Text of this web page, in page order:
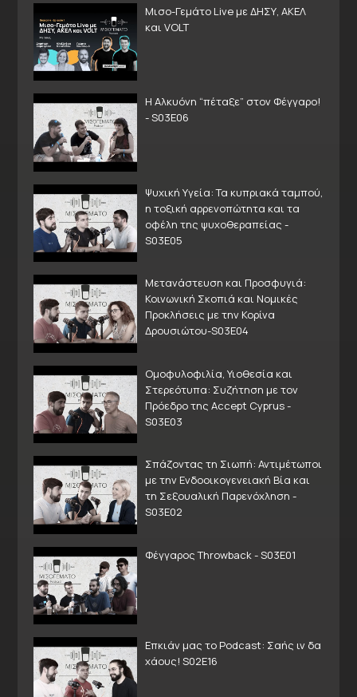
Μισο-Γεμάτο Live με ΔΗΣΥ, ΑΚΕΛ
και VOLT
Η Αλκυόνη “πέταξε” στον Φέγγαρο!
- S03E06
Ψυχική Υγεία: Τα κυπριακά ταμπού,
η τοξική αρρενοπώτητα και τα
οφέλη της ψυχοθεραπείας -
S03E05
Μετανάστευση και Προσφυγιά:
Κοινωνική Σκοπιά και Νομικές
Προκλήσεις με την Κορίνα
Δρουσιώτου-S03E04
Ομοφυλοφιλία, Υιοθεσία και
Στερεότυπα: Συζήτηση με τον
Πρόεδρο της Accept Cyprus -
S03E03
Σπάζοντας τη Σιωπή: Αντιμέτωποι
με την Ενδοοικογενειακή Βία και
τη Σεξουαλική Παρενόχληση -
S03E02
Φέγγαρος Throwback - S03E01
Επκιάν μας το Podcast: Σαής ιν δα
χάους! S02E16